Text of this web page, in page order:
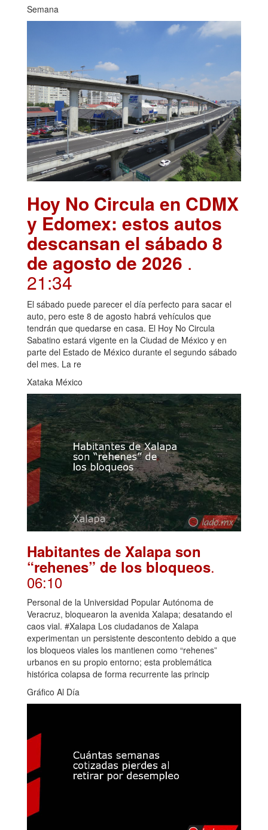
Semana
Hoy No Circula en CDMX
y Edomex: estos autos
descansan el sábado 8
de agosto de 2026 .
21:34
El sábado puede parecer el día perfecto para sacar el
auto, pero este 8 de agosto habrá vehículos que
tendrán que quedarse en casa. El Hoy No Circula
Sabatino estará vigente en la Ciudad de México y en
parte del Estado de México durante el segundo sábado
del mes. La re
Xataka México
Habitantes de Xalapa son
“rehenes” de los bloqueos.
06:10
Personal de la Universidad Popular Autónoma de
Veracruz, bloquearon la avenida Xalapa; desatando el
caos vial. #Xalapa Los ciudadanos de Xalapa
experimentan un persistente descontento debido a que
los bloqueos viales los mantienen como “rehenes”
urbanos en su propio entorno; esta problemática
histórica colapsa de forma recurrente las princip
Gráfico Al Día